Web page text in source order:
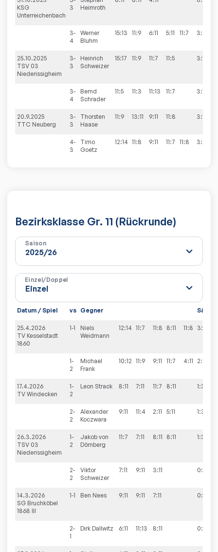
KSG
Unterreichenbach
3
Heimroth
3-
4
Werner
Bluhm
15:13 11:9 6:11 5:11 11:7 3:2
25.10.2025
TSV 03
Niederissigheim
3-
3
Heinrich
Schweizer
15:17 11:9 11:7 11:5 3:1
3-
4
Bernd
Schrader
11:5 11:3 11:13 11:7 3:1
20.9.2025
TTC Neuberg
3-
3
Thorsten
Haase
11:9 13:11 9:11 11:8 3:1
4-
3
Timo
Goetz
12:14 11:8 9:11 11:7 11:8 3:2
Bezirksklasse Gr. 11 (Rückrunde)
Saison
Einzel/Doppel
Datum / Spiel vs Gegner Sätze
25.4.2026
TV Kesselstadt
1860
1-1
Niels
Weidmann
12:14 11:7 11:8 8:11 11:8 3:2
1-
2
Michael
Frank
10:12 11:9 9:11 11:7 4:11 2:3
17.4.2026
TV Windecken
1-
2
Leon Strack 8:11 7:11 11:7 8:11 1:3
2-
2
Alexander
Koczwara
9:11 11:4 2:11 5:11 1:3
26.3.2026
TSV 03
Niederissigheim
1-
2
Jakob von
Dörnberg
11:7 7:11 8:11 8:11 1:3
2-
2
Viktor
Schweizer
7:11 9:11 3:11 0:3
14.3.2026
SG Bruchköbel
1868 III
1-1 Ben Nees 9:11 9:11 7:11 0:3
2-
1
Dirk Dallwitz 6:11 11:13 8:11 0:3